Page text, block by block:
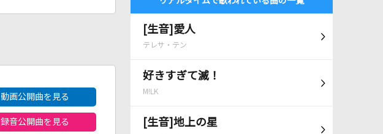
[生音]愛人
テレサ・テン
好きすぎて滅！
M!LK
[生音]地上の星
動画公開曲を見る
録音公開曲を見る